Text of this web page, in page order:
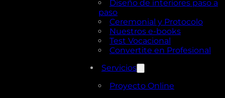
Diseño de interiores paso a
paso
Ceremonial y Protocolo
Nuestros e-books
Test Vocacional
Convertite en Profesional
Servicios
Proyecto Online